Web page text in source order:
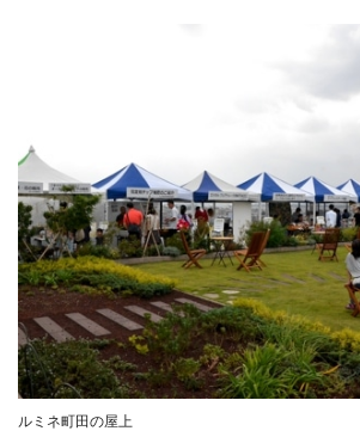
ルミネ町田の屋上